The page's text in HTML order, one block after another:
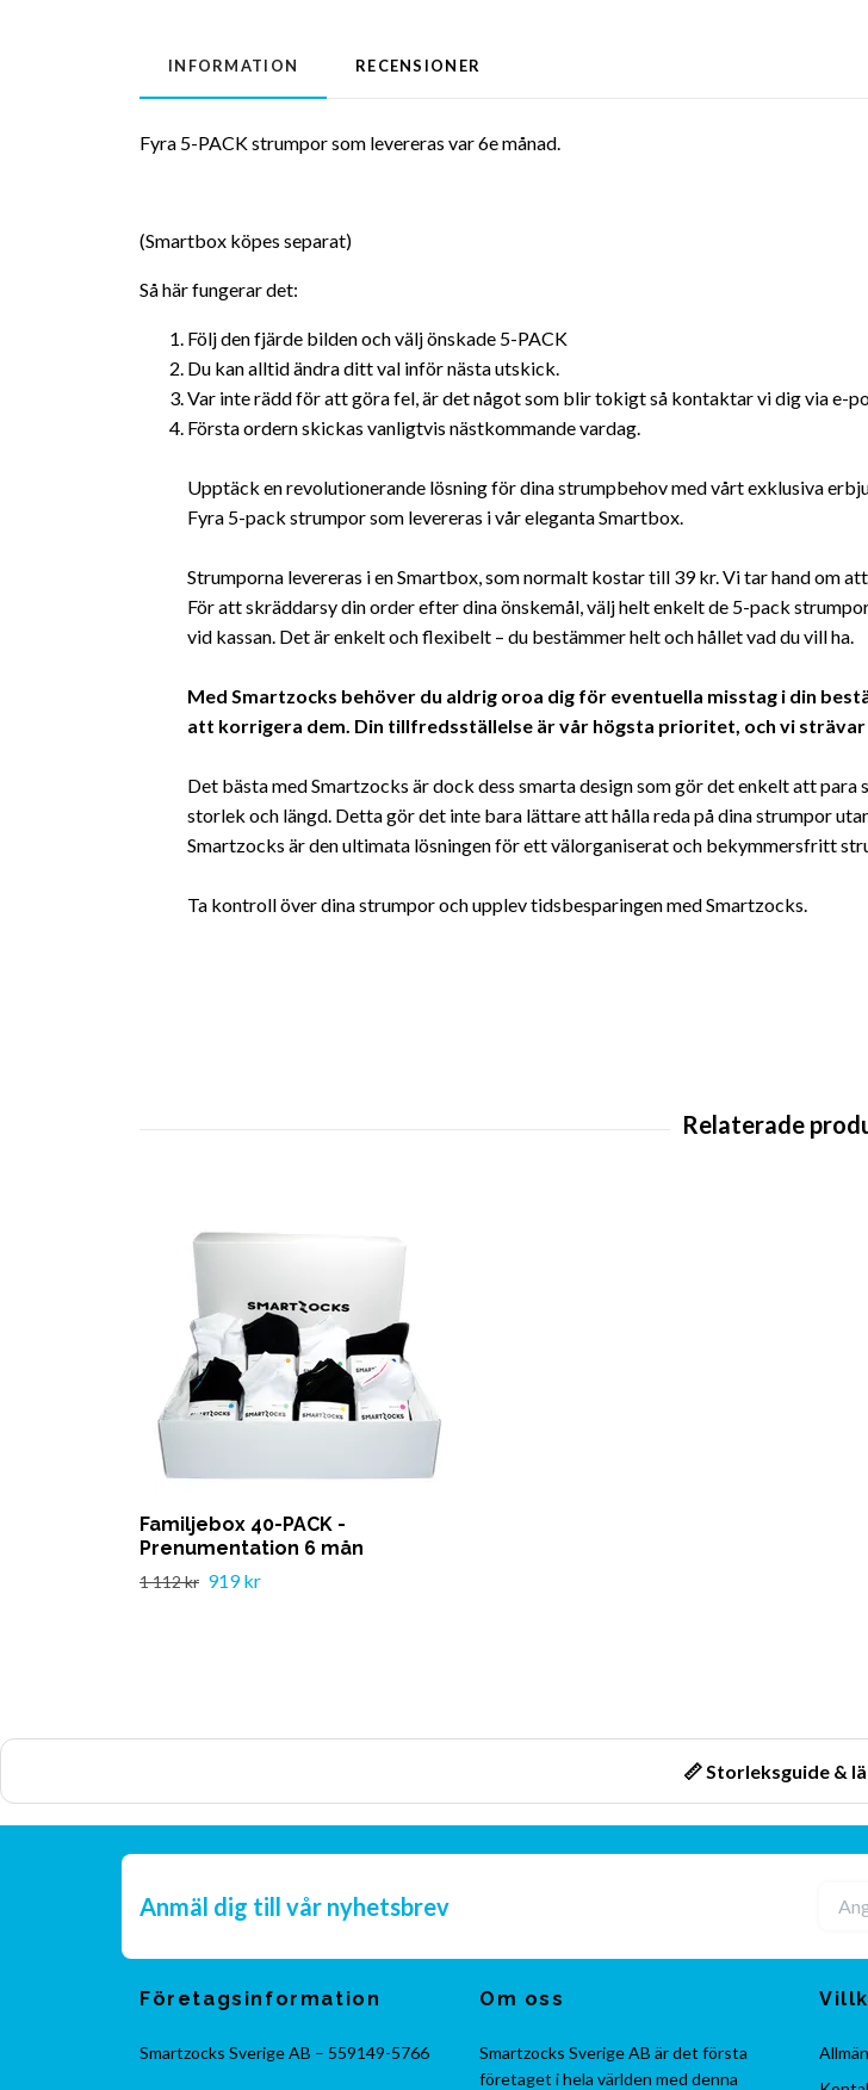
INFORMATION RECENSIONER
Fyra 5-PACK strumpor som levereras var 6e månad.
(Smartbox köpes separat)
Så här fungerar det:
Följ den fjärde bilden och välj önskade 5-PACK
Du kan alltid ändra ditt val inför nästa utskick.
Var inte rädd för att göra fel, är det något som blir tokigt så kontaktar vi dig via e-
Första ordern skickas vanligtvis nästkommande vardag.
Upptäck en revolutionerande lösning för dina strumpbehov med vårt exklusiva
Fyra 5-pack strumpor som levereras i vår eleganta Smartbox.
Strumporna levereras i en Smartbox, som normalt kostar till 39 kr. Vi tar hand om
För att skräddarsy din order efter dina önskemål, välj helt enkelt de 5-pack
vid kassan. Det är enkelt och flexibelt – du bestämmer helt och hållet vad du vill ha.
Med Smartzocks behöver du aldrig oroa dig för eventuella misstag i din
att korrigera dem. Din tillfredsställelse är vår högsta prioritet, och vi
Det bästa med Smartzocks är dock dess smarta design som gör det enkelt att
storlek och längd. Detta gör det inte bara lättare att hålla reda på dina strumpor
Smartzocks är den ultimata lösningen för ett välorganiserat och bekymmersfritt
Ta kontroll över dina strumpor och upplev tidsbesparingen med Smartzocks.
Familjebox 40-PACK -
Prenumentation 6 mån
1 112 kr 919 kr
📏 Storleksguide &
Anmäl dig till vår nyhetsbrev
Företagsinformation
Smartzocks Sverige AB – 559149-5766
Om oss
Smartzocks Sverige AB är det första
företaget i hela världen med denna